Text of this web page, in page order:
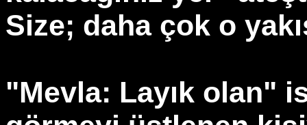
Size; daha çok o
"Mevla: Layık olan"